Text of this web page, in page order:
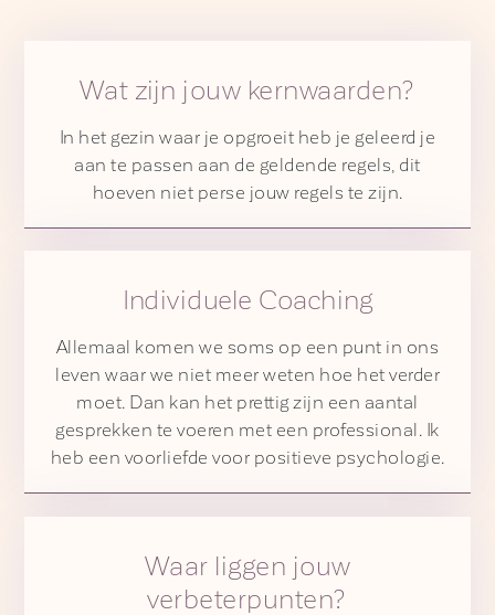
Wat zijn jouw kernwaarden?
In het gezin waar je opgroeit heb je geleerd je
aan te passen aan de geldende regels, dit
hoeven niet perse jouw regels te zijn.
Individuele Coaching
Allemaal komen we soms op een punt in ons
leven waar we niet meer weten hoe het verder
moet. Dan kan het prettig zijn een aantal
gesprekken te voeren met een professional. Ik
heb een voorliefde voor positieve psychologie.
Waar liggen jouw
verbeterpunten?